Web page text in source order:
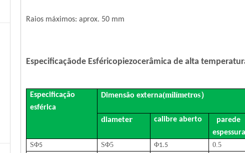
Raios máximos: aprox. 50 mm
Especificaçãode Esféricopiezocerâmica de alta
Especificação
esférica
Dimensão externa(milímetros）
diameter calibre aberto
parede
espessura
SΦ5 SΦ5 Φ1.5 0.5